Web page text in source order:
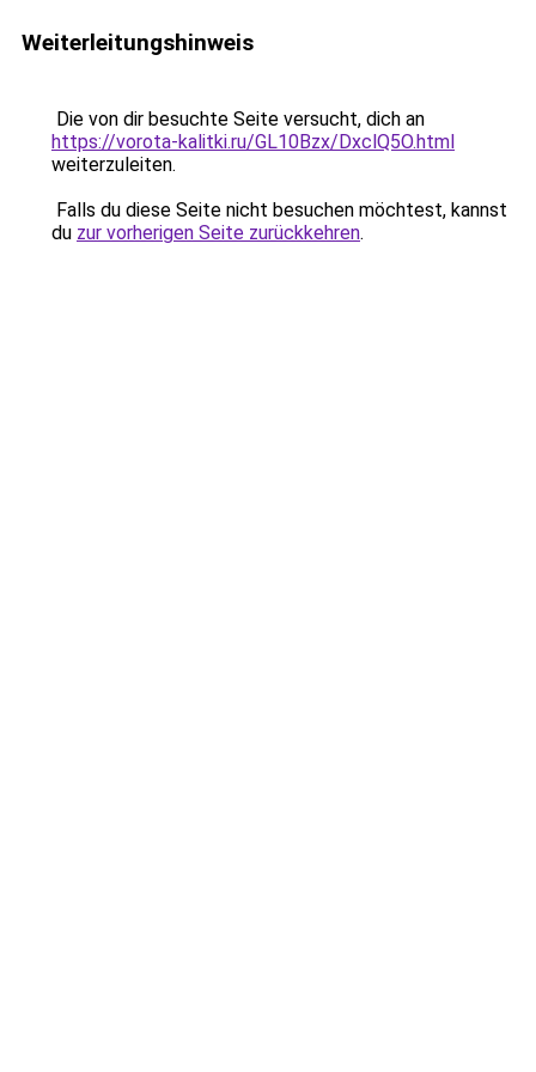
Weiterleitungshinweis
Die von dir besuchte Seite versucht, dich an
https://vorota-kalitki.ru/GL10Bzx/DxclQ5O.html
weiterzuleiten.
Falls du diese Seite nicht besuchen möchtest, kannst
du zur vorherigen Seite zurückkehren.